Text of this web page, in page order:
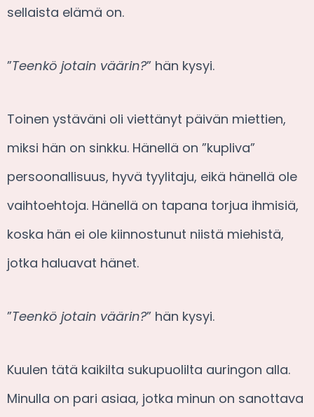
sellaista elämä on.
”Teenkö jotain väärin?” hän kysyi.
Toinen ystäväni oli viettänyt päivän miettien,
miksi hän on sinkku. Hänellä on ”kupliva”
persoonallisuus, hyvä tyylitaju, eikä hänellä ole
vaihtoehtoja. Hänellä on tapana torjua ihmisiä,
koska hän ei ole kiinnostunut niistä miehistä,
jotka haluavat hänet.
”Teenkö jotain väärin?” hän kysyi.
Kuulen tätä kaikilta sukupuolilta auringon alla.
Minulla on pari asiaa, jotka minun on sanottava